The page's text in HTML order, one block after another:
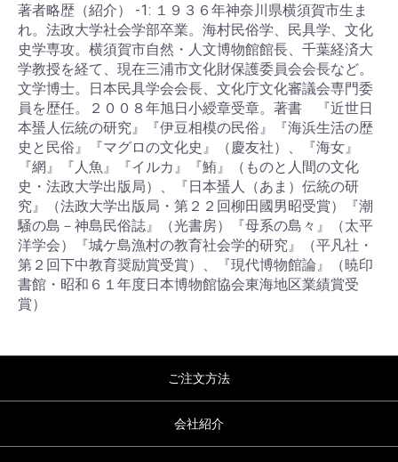
著者略歴（紹介） -1: １９３６年神奈川県横須賀市生ま
れ。法政大学社会学部卒業。海村民俗学、民具学、文化
史学専攻。横須賀市自然・人文博物館館長、千葉経済大
学教授を経て、現在三浦市文化財保護委員会会長など。
文学博士。日本民具学会会長、文化庁文化審議会専門委
員を歴任。２００８年旭日小綬章受章。著書 『近世日
本蜑人伝統の研究』『伊豆相模の民俗』『海浜生活の歴
史と民俗』『マグロの文化史』（慶友社）、『海女』
『網』『人魚』『イルカ』『鮪』（ものと人間の文化
史・法政大学出版局）、『日本蜑人（あま）伝統の研
究』（法政大学出版局・第２２回柳田國男昭受賞）『潮
騒の島－神島民俗誌』（光書房）『母系の島々』（太平
洋学会）『城ケ島漁村の教育社会学的研究』（平凡社・
第２回下中教育奨励賞受賞）、『現代博物館論』（暁印
書館・昭和６１年度日本博物館協会東海地区業績賞受
賞）
ご注文方法
会社紹介